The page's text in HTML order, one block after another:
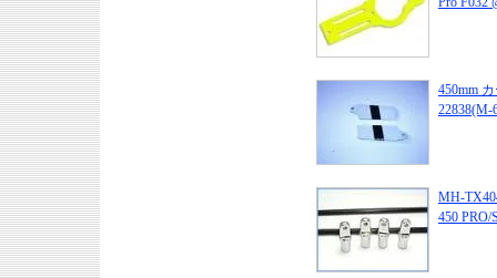
450mm
22838(M-
MH-
450 PRO/